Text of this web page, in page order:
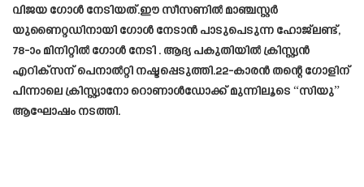
വിജയ ഗോൾ നേടിയത്.ഈ സീസണിൽ മാഞ്ചസ്റ്റർ
യുണൈറ്റഡിനായി ഗോൾ നേടാൻ പാടുപെടുന്ന ഹോജ്‌ലണ്ട്,
78-ാം മിനിറ്റിൽ ഗോൾ നേടി . ആദ്യ പകുതിയിൽ ക്രിസ്റ്റ്യൻ
എറിക്‌സന് പെനാൽറ്റി നഷ്ടപ്പെടുത്തി.22-കാരൻ തന്റെ ഗോളിന്
പിന്നാലെ ക്രിസ്റ്റ്യാനോ റൊണാൾഡോക്ക് മുന്നിലൂടെ “സിയു”
ആഘോഷം നടത്തി.